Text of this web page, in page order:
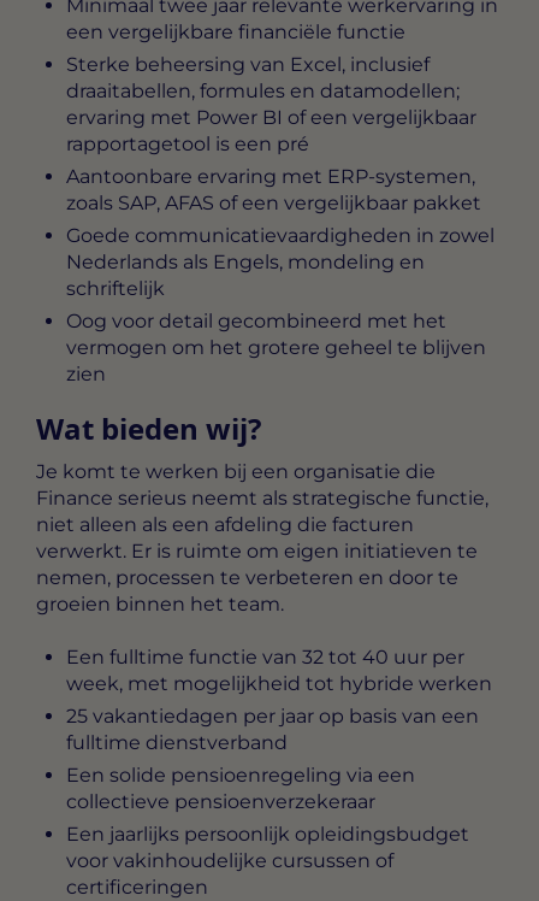
Minimaal twee jaar relevante werkervaring in
een vergelijkbare financiële functie
Sterke beheersing van Excel, inclusief
draaitabellen, formules en datamodellen;
ervaring met Power BI of een vergelijkbaar
rapportagetool is een pré
Aantoonbare ervaring met ERP-systemen,
zoals SAP, AFAS of een vergelijkbaar pakket
Goede communicatievaardigheden in zowel
Nederlands als Engels, mondeling en
schriftelijk
Oog voor detail gecombineerd met het
vermogen om het grotere geheel te blijven
zien
Wat bieden wij?
Je komt te werken bij een organisatie die
Finance serieus neemt als strategische functie,
niet alleen als een afdeling die facturen
verwerkt. Er is ruimte om eigen initiatieven te
nemen, processen te verbeteren en door te
groeien binnen het team.
Een fulltime functie van 32 tot 40 uur per
week, met mogelijkheid tot hybride werken
25 vakantiedagen per jaar op basis van een
fulltime dienstverband
Een solide pensioenregeling via een
collectieve pensioenverzekeraar
Een jaarlijks persoonlijk opleidingsbudget
voor vakinhoudelijke cursussen of
certificeringen